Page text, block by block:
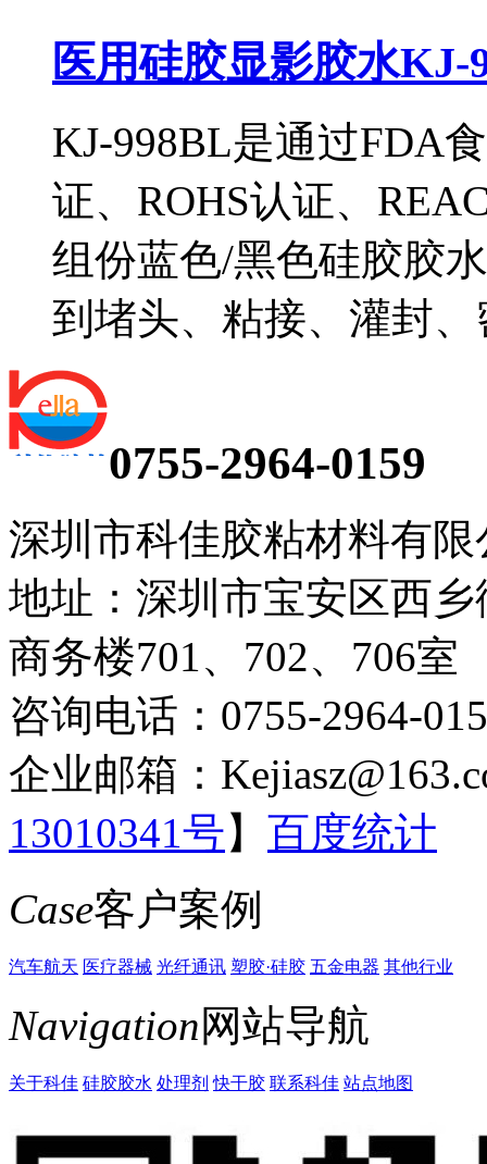
医用硅胶显影胶水KJ-
KJ-998BL是通过FDA
证、ROHS认证、
组份蓝色/黑色硅胶胶
到堵头、粘接、灌封
0755-2964-0159
深圳市科佳胶粘材料有限
地址：深圳市宝安区西
商务楼701、702、706室
咨询电话：0755-2964-
企业邮箱：
13010341号】 百度统计
Case客户案例
汽车航天 医疗器械 光纤通讯 塑胶·硅胶 五金电器 其他行业
Navigation网站导航
关于科佳 硅胶胶水 处理剂 快干胶 联系科佳 站点地图